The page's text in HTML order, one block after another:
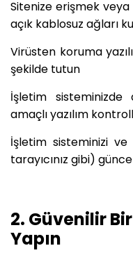
Sitenize erişmek
açık kablosuz ağları
Virüsten koruma
şekilde tutun
İşletim
amaçlı yazılım
İşletim sisteminizi ve
tarayıcınız gibi)
2. Güvenilir
Yapın